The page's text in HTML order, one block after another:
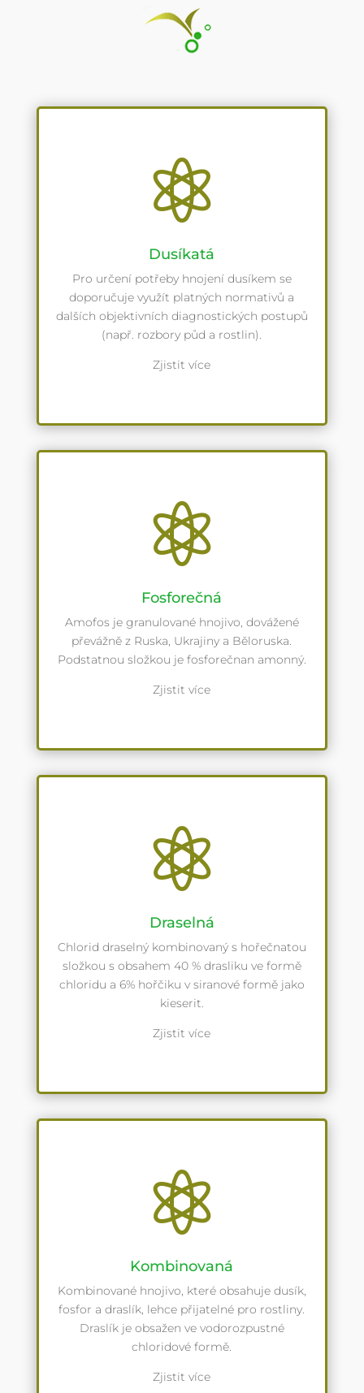

Dusíkatá
Pro určení potřeby hnojení dusíkem se
doporučuje využít platných normativů a
dalších objektivních diagnostických postupů
(např. rozbory půd a rostlin).
Zjistit více

Fosforečná
Amofos je granulované hnojivo, dovážené
převážně z Ruska, Ukrajiny a Běloruska.
Podstatnou složkou je fosforečnan amonný.
Zjistit více

Draselná
Chlorid draselný kombinovaný s hořečnatou
složkou s obsahem 40 % drasliku ve formě
chloridu a 6% hořčiku v siranové formě jako
kieserit.
Zjistit více

Kombinovaná
Kombinované hnojivo, které obsahuje dusík,
fosfor a draslík, lehce přijatelné pro rostliny.
Draslík je obsažen ve vodorozpustné
chloridové formě.
Zjistit více